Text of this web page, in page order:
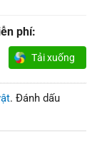
phí:
Tải xuống
. Đánh dấu